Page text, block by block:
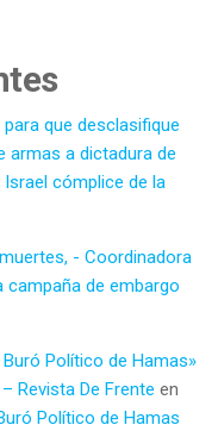
que desclasifique
armas a dictadura de
Israel cómplice de la
- Coordinadora
campaña de embargo
Buró Político de Hamas»
Revista De Frente en
Político de Hamas